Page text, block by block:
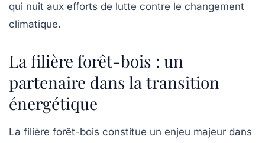
qui nuit aux efforts de lutte contre le changement
climatique.
La filière forêt-bois : un
partenaire dans la transition
énergétique
La filière forêt-bois constitue un enjeu majeur dans